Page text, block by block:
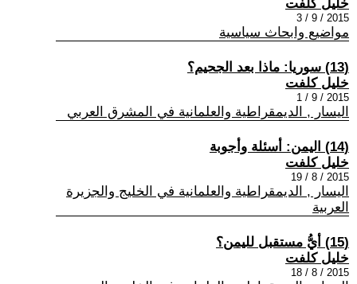
خليل كلفت
2015 / 9 / 3
مواضيع وابحاث سياسية
(13) سوريا: ماذا بعد الجحيم؟
خليل كلفت
2015 / 9 / 1
اليسار , الديمقراطية والعلمانية في المشرق العربي
(14) اليمن: أسئلة وأجوبة
خليل كلفت
2015 / 8 / 19
اليسار , الديمقراطية والعلمانية في الخليج والجزيرة
العربية
(15) أيُّ مستقبل لليمن؟
خليل كلفت
2015 / 8 / 18